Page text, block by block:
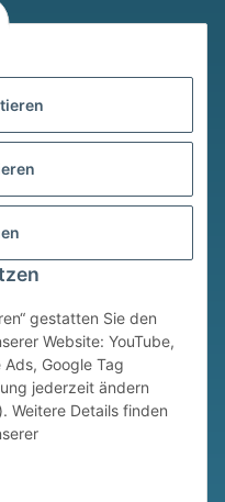
gestatten Sie den
Website: YouTube,
Google Tag
jederzeit ändern
Weitere Details finden
USt., zzgl. Versand
2026
Shop